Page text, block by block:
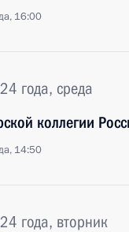
16:00
года, среда
коллегии
14:50
года, вторник